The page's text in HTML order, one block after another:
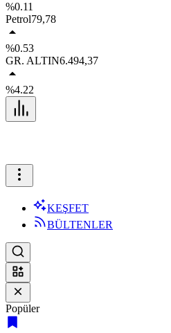
%0.11
Petrol79,78
%0.53
GR. ALTIN6.494,37
%4.22
KEŞFET
BÜLTENLER
Popüler